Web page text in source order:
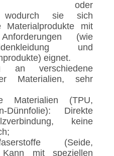
oder
wodurch sie sich
mit
(wie
und
eignet.
an verschiedene
Materialien, sehr
Materialien (TPU,
Dünnfolie): Direkte
keine
(Seide,
Kann mit speziellen